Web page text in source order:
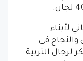
لأبناء
والنجاح في
لرجال التربية